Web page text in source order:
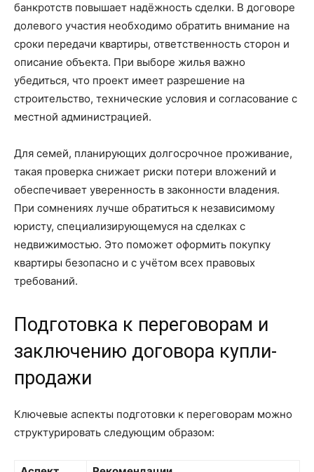
банкротств повышает надёжность сделки. В договоре
долевого участия необходимо обратить внимание на
сроки передачи квартиры, ответственность сторон и
описание объекта. При выборе жилья важно
убедиться, что проект имеет разрешение на
строительство, технические условия и согласование с
местной администрацией.
Для семей, планирующих долгосрочное проживание,
такая проверка снижает риски потери вложений и
обеспечивает уверенность в законности владения.
При сомнениях лучше обратиться к независимому
юристу, специализирующемуся на сделках с
недвижимостью. Это поможет оформить покупку
квартиры безопасно и с учётом всех правовых
требований.
Подготовка к переговорам и
заключению договора купли-
продажи
Ключевые аспекты подготовки к переговорам можно
структурировать следующим образом: